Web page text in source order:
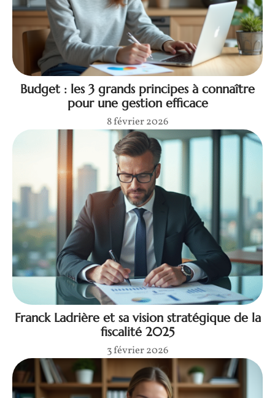
Budget : les 3 grands principes à connaître
pour une gestion efficace
8 février 2026
Franck Ladrière et sa vision stratégique de la
fiscalité 2025
3 février 2026